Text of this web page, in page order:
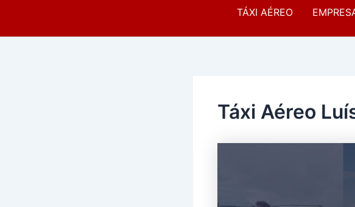
TÁXI AÉREO
Táxi Aéreo